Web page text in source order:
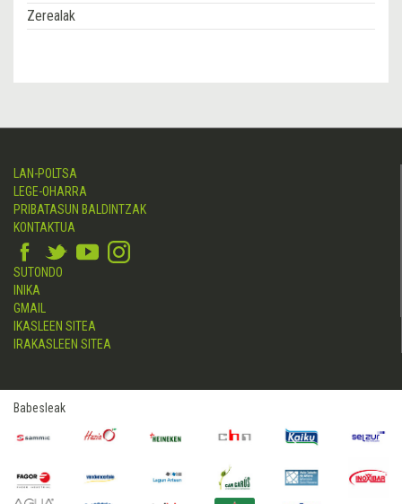
Zerealak
LAN-POLTSA
LEGE-OHARRA
PRIBATASUN BALDINTZAK
KONTAKTUA
SUTONDO
INIKA
GMAIL
IKASLEEN SITEA
IRAKASLEEN SITEA
Babesleak